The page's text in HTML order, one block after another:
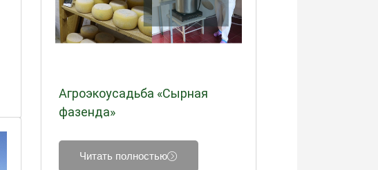
Агроэкоусадьба «Сырная
фазенда»
Читать полностью